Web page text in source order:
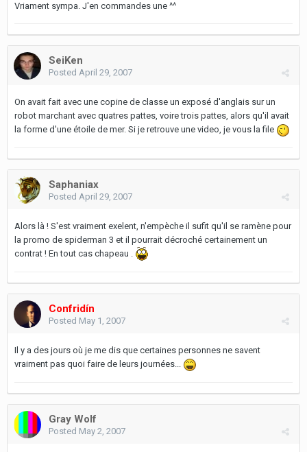
Vriament sympa. J'en commandes une ^^
SeiKen
Posted April 29, 2007
On avait fait avec une copine de classe un exposé d'anglais sur un
robot marchant avec quatres pattes, voire trois pattes, alors qu'il avait
la forme d'une étoile de mer. Si je retrouve une video, je vous la file
Saphaniax
Posted April 29, 2007
Alors là ! S'est vraiment exelent, n'empèche il sufit qu'il se ramène pour
la promo de spiderman 3 et il pourrait décroché certainement un
contrat ! En tout cas chapeau .
Confridín
Posted May 1, 2007
Il y a des jours où je me dis que certaines personnes ne savent
vraiment pas quoi faire de leurs journées...
Gray Wolf
Posted May 2, 2007